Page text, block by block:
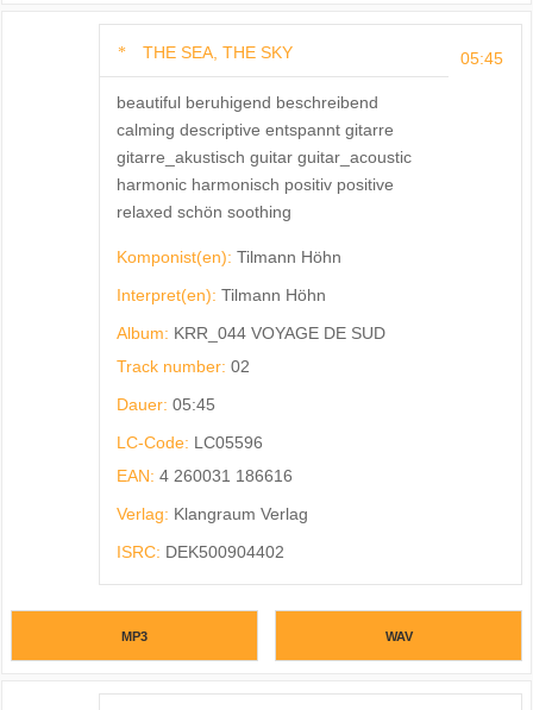
THE SEA, THE SKY 05:45
beautiful beruhigend beschreibend
calming descriptive entspannt gitarre
gitarre_akustisch guitar guitar_acoustic
harmonic harmonisch positiv positive
relaxed schön soothing
Komponist(en): Tilmann Höhn
Interpret(en): Tilmann Höhn
Album: KRR_044 VOYAGE DE SUD
Track number: 02
Dauer: 05:45
LC-Code: LC05596
EAN: 4 260031 186616
Verlag: Klangraum Verlag
ISRC: DEK500904402
MP3 WAV